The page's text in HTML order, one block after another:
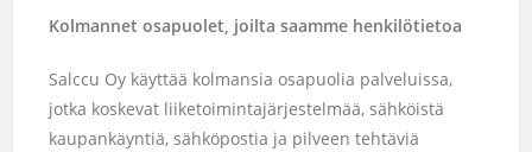
Kolmannet osapuolet, joilta saamme henkilötietoa
Salccu Oy käyttää kolmansia osapuolia palveluissa,
jotka koskevat liiketoimintajärjestelmää, sähköistä
kaupankäyntiä, sähköpostia ja pilveen tehtäviä